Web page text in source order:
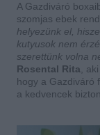
A Gazdiváró
szomjas ebek
helyezünk el,
kutyusok nem
szerettünk volna
Rosental Rita ,
hogy a Gazdiváró
a kedvencek